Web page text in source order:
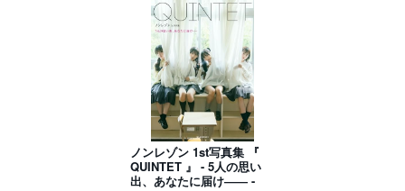
ノンレゾン 1st写真集 『
QUINTET 』 - 5人の思い
出、あなたに届け―― -